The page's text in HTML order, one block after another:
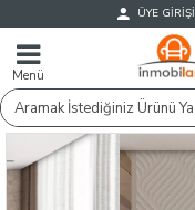
ÜYE GIRIŞI
Menü